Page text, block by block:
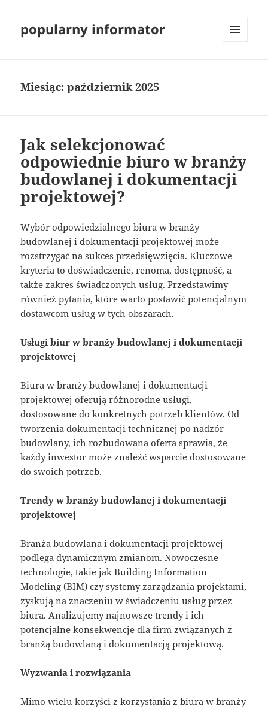
popularny informator
Miesiąc:październik 2025
Jak selekcjonować
odpowiednie biuro w branży
budowlanej i dokumentacji
projektowej?
Wybór odpowiedzialnego biura w branży
budowlanej i dokumentacji projektowej może
rozstrzygać na sukces przedsięwzięcia. Kluczowe
kryteria to doświadczenie, renoma, dostępność, a
także zakres świadczonych usług. Przedstawimy
również pytania, które warto postawić potencjalnym
dostawcom usług w tych obszarach.
Usługi biur w branży budowlanej i dokumentacji
projektowej
Biura w branży budowlanej i dokumentacji
projektowej oferują różnorodne usługi,
dostosowane do konkretnych potrzeb klientów. Od
tworzenia dokumentacji technicznej po nadzór
budowlany, ich rozbudowana oferta sprawia, że
każdy inwestor może znaleźć wsparcie dostosowane
do swoich potrzeb.
Trendy w branży budowlanej i dokumentacji
projektowej
Branża budowlana i dokumentacji projektowej
podlega dynamicznym zmianom. Nowoczesne
technologie, takie jak Building Information
Modeling (BIM) czy systemy zarządzania projektami,
zyskują na znaczeniu w świadczeniu usług przez
biura. Analizujemy najnowsze trendy i ich
potencjalne konsekwencje dla firm związanych z
branżą budowlaną i dokumentacją projektową.
Wyzwania i rozwiązania
Mimo wielu korzyści z korzystania z biura w branży